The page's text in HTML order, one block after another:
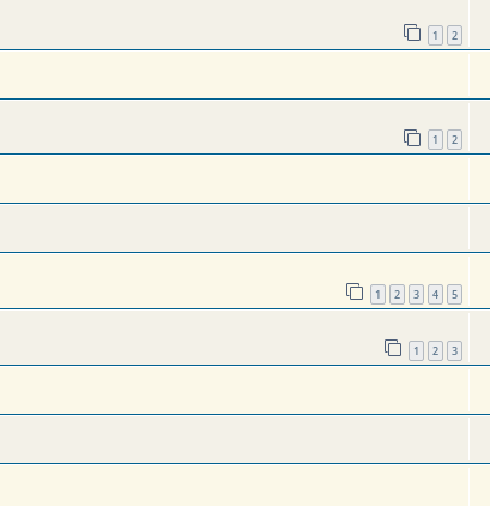
1 2
1 2
1 2 3 4 5
1 2 3